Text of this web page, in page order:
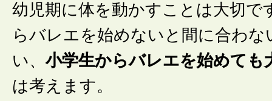
幼児期に体を動かすことは大切で
らバレエを始めないと間に合わな
い、小学生からバレエを始めても
は考えます。